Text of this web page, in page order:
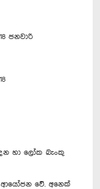
ජනවාරි
හා ලෝක බැංකු
ආයෝජන වේ. අනෙක්